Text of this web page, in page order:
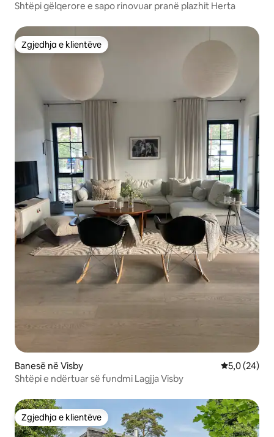
Shtëpi gëlqerore e sapo rinovuar pranë plazhit Herta
Zgjedhja e klientëve
Zgjedhja e klientëve
Banesë në Visby Vlerësimi
5,0 (24)
Shtëpi e ndërtuar së fundmi Lagjja Visby
Zgjedhja e klientëve
Zgjedhja e klientëve